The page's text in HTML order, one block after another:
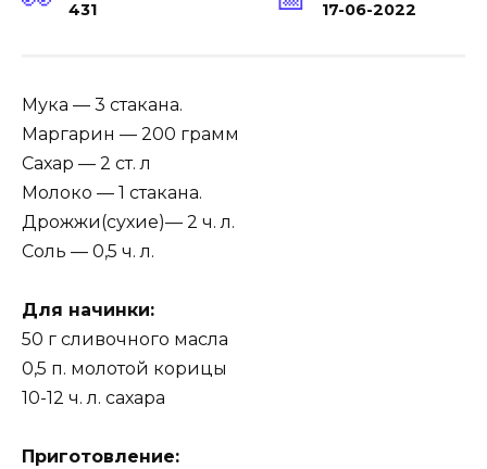
431 17-06-2022
Мука — 3 стакана.
Маргарин — 200 грамм
Сахар — 2 ст. л
Молоко — 1 стакана.
Дрожжи(сухие)— 2 ч. л.
Соль — 0,5 ч. л.
Для начинки:
50 г сливочного масла
0,5 п. молотой корицы
10-12 ч. л. сахара
Приготовление: